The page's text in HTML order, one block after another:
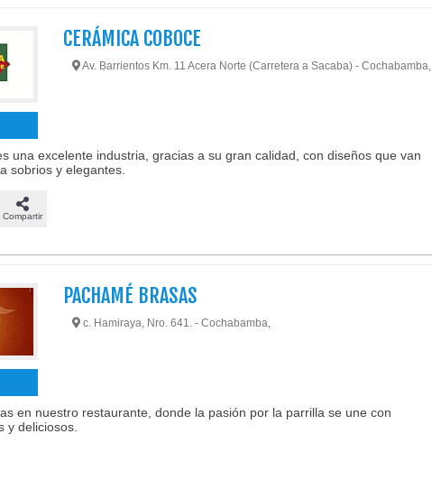
CERÁMICA COBOCE
Av. Barrientos Km. 11 Acera Norte (Carretera a Sacaba) - Cochabamba,
una excelente industria, gracias a su gran calidad, con diseños que van
sobrios y elegantes.
Compartir
PACHAMÉ BRASAS
c. Hamiraya, Nro. 641. - Cochabamba,
en nuestro restaurante, donde la pasión por la parrilla se une con
y deliciosos.